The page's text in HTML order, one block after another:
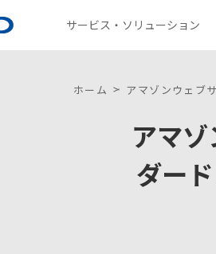
サービス・ソリューション
サービス・ソリューション
ソリューション一覧
会社情報
採用情報
パートナー募集情報
サステナビリティ
お問い合わせ
ホーム アマゾンウェブ
アマ
ダー